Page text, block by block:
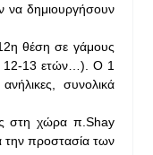
να δημιουργήσουν
θέση σε γάμους
12-13 ετών…). Ο 1
συνολικά
στη χώρα π.Shay
την προστασία των